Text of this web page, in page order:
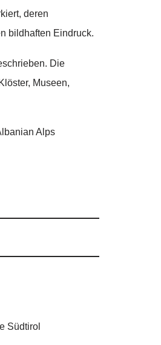
deren
bildhaften Eindruck.
Die
Museen,
Alps